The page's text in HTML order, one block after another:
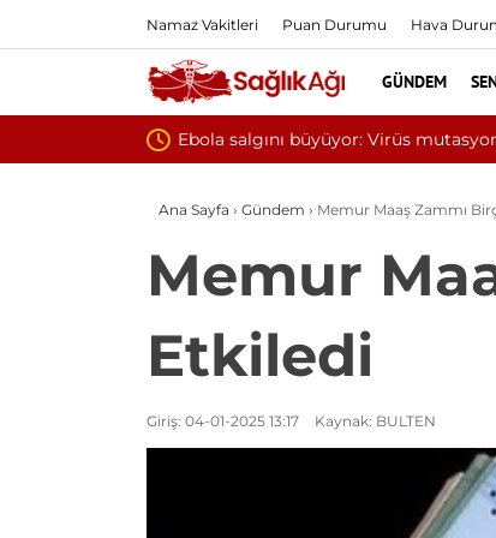
Namaz Vakitleri Puan Durumu Hava
GÜNDEM
Yılın ilk 6
Ana Sayfa › Gündem › Memur Maaş Zammı
Memur
Etkiledi
Giriş: 04-01-2025 13:17 Kaynak: BULTEN